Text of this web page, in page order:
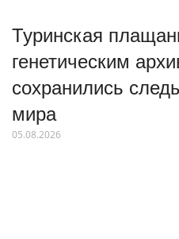
Туринская
генетическим
сохранились
мира
05.08.2026